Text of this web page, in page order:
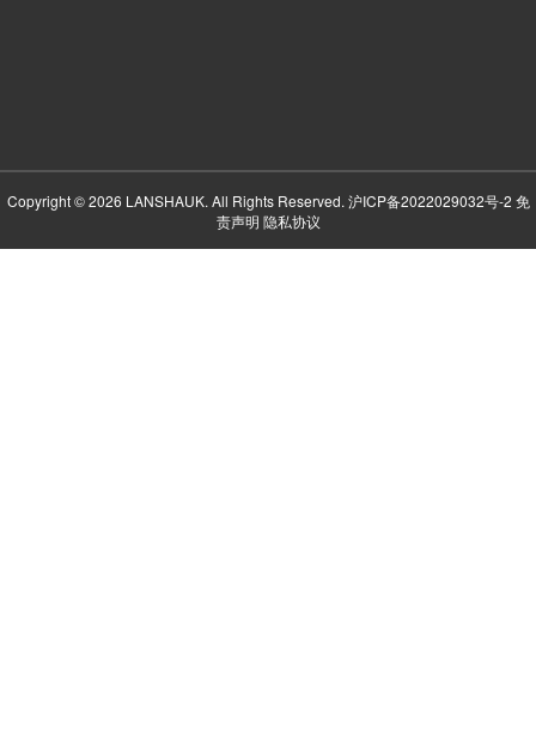
Copyright © 2026 LANSHAUK. All Rights Reserved. 沪ICP备2022029032号-2 免
责声明 隐私协议